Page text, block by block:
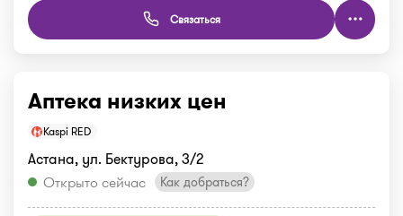
Связаться
Аптека низких цен
Kaspi RED
Астана, ул. Бектурова, 3/2
Открыто сейчас
Как добраться?